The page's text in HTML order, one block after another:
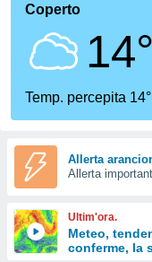
per
le
di
Web
le
Coperto
14°
Temp. percepita 14°
Allerta
Allerta
Ultim'ora.
Meteo,
conferme, la